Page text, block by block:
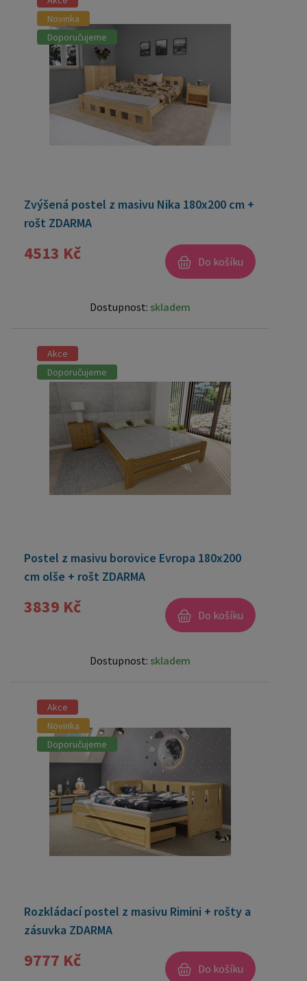
Novinka
Doporučujeme
Zvýšená postel z masivu Nika 180x200 cm +
rošt ZDARMA
4513 Kč Do košíku
Dostupnost: skladem
Akce
Doporučujeme
Postel z masivu borovice Evropa 180x200
cm olše + rošt ZDARMA
3839 Kč Do košíku
Dostupnost: skladem
Akce
Novinka
Doporučujeme
Rozkládací postel z masivu Rimini + rošty a
zásuvka ZDARMA
9777 Kč Do košíku